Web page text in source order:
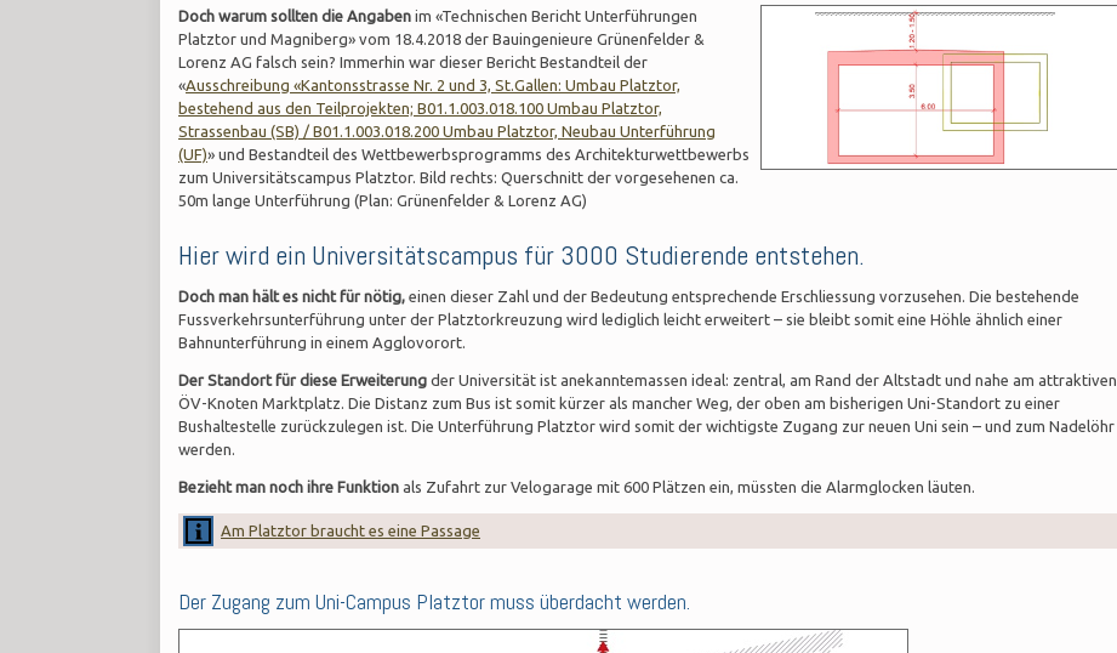
Doch warum sollten die Angaben im «Technischen Bericht Unterführungen
Platztor und Magniberg» vom 18.4.2018 der Bauingenieure Grünenfelder &
Lorenz AG falsch sein? Immerhin war dieser Bericht Bestandteil der
«Ausschreibung «Kantonsstrasse Nr. 2 und 3, St.Gallen: Umbau Platztor,
bestehend aus den Teilprojekten; B01.1.003.018.100 Umbau Platztor,
Strassenbau (SB) / B01.1.003.018.200 Umbau Platztor, Neubau Unterführung
(UF)» und Bestandteil des Wettbewerbsprogramms des Architekturwettbewerbs
zum Universitätscampus Platztor. Bild rechts: Querschnitt der vorgesehenen ca.
50m lange Unterführung (Plan: Grünenfelder & Lorenz AG)
Hier wird ein Universitätscampus für 3000 Studierende entstehen.
Doch man hält es nicht für nötig, einen dieser Zahl und der Bedeutung entsprechende Erschliessung vorzusehen. Die bestehende
Fussverkehrsunterführung unter der Platztorkreuzung wird lediglich leicht erweitert – sie bleibt somit eine Höhle ähnlich einer
Bahnunterführung in einem Agglovorort.
Der Standort für diese Erweiterung der Universität ist anekanntemassen ideal: zentral, am Rand der Altstadt und nahe am attraktiven
ÖV-Knoten Marktplatz. Die Distanz zum Bus ist somit kürzer als mancher Weg, der oben am bisherigen Uni-Standort zu einer
Bushaltestelle zurückzulegen ist. Die Unterführung Platztor wird somit der wichtigste Zugang zur neuen Uni sein – und zum Nadelöhr
werden.
Bezieht man noch ihre Funktion als Zufahrt zur Velogarage mit 600 Plätzen ein, müssten die Alarmglocken läuten.
Am Platztor braucht es eine Passage
Der Zugang zum Uni-Campus Platztor muss überdacht werden.